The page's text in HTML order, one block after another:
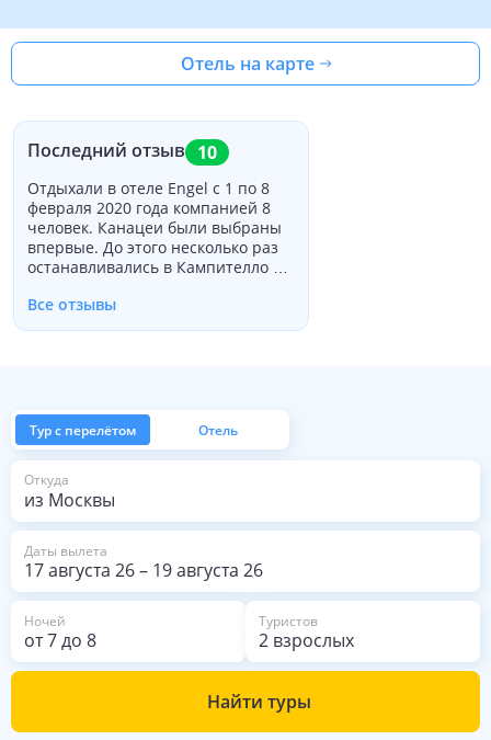
Отель на карте
Последний отзыв 10
Отдыхали в отеле Engel с 1 по 8
февраля 2020 года компанией 8
человек. Канацеи были выбраны
впервые. До этого несколько раз
останавливались в Кампителло в
были некоторые опасения по
расположению отеля, т.к.
потому что остановка скибуса
рядом с отелем, утром всегда
успевали на первый автобус.
Обратно тоже легко уехать, народу
на этом маршруте немного. Отель
очень порадовал. Хорошие
номера, замечательная сауна,
прекрасная кухня. Хорошее
хранилище для лыж с отдельными
запирающимися шкафчиками с
сушками для ботинок. Персонал
отеля очень доброжелателен.
Особенное спасибо хочется
Все отзывы
Тур с перелётом Отель
Откуда
из Москвы
Даты вылета
17 августа 26– 19 августа 26
Ночей
от7до 8
Туристов
2 взрослых
Найти туры